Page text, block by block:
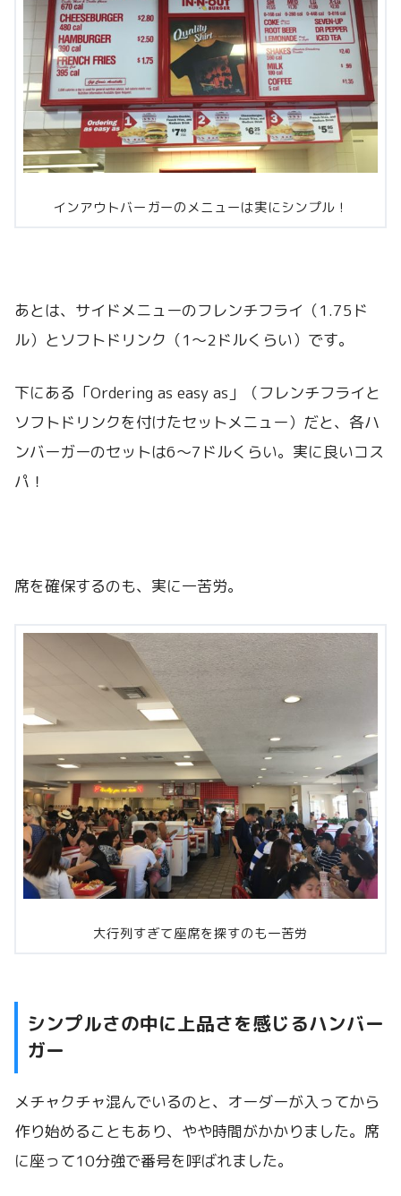
インアウトバーガーのメニューは実にシンプル！
あとは、サイドメニューのフレンチフライ（1.75ド
ル）とソフトドリンク（1～2ドルくらい）です。
下にある「Ordering as easy as」（フレンチフライと
ソフトドリンクを付けたセットメニュー）だと、各ハ
ンバーガーのセットは6～7ドルくらい。実に良いコス
パ！
席を確保するのも、実に一苦労。
大行列すぎて座席を探すのも一苦労
シンプルさの中に上品さを感じるハンバー
ガー
メチャクチャ混んでいるのと、オーダーが入ってから
作り始めることもあり、やや時間がかかりました。席
に座って10分強で番号を呼ばれました。